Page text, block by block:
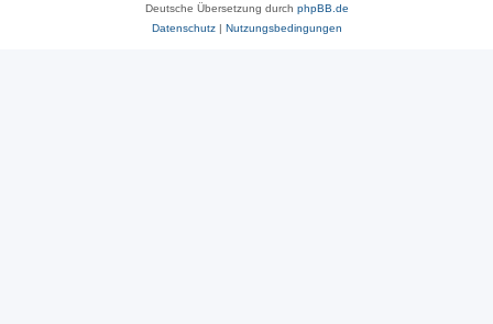
Deutsche Übersetzung durch phpBB.de
Datenschutz| Nutzungsbedingungen